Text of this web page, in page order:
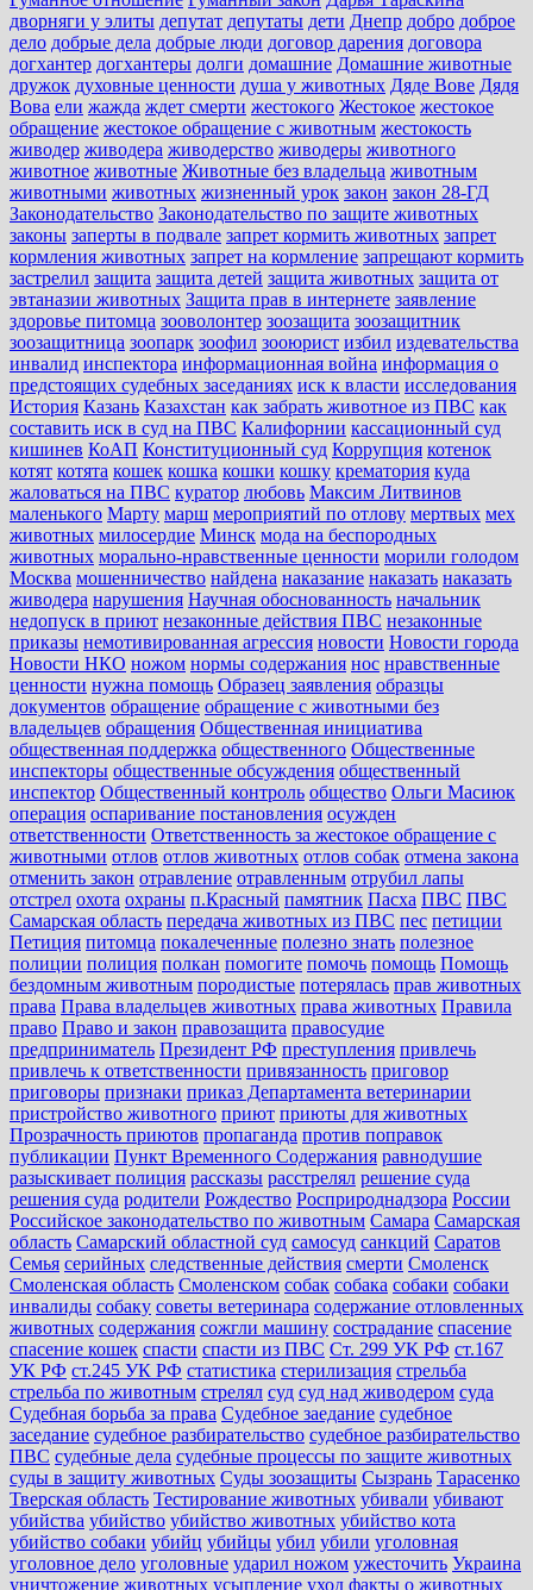
дворняги у элиты депутат депутаты дети Днепр добро доброе
дело добрые дела добрые люди договор дарения договора
догхантер догхантеры долги домашние Домашние животные
дружок духовные ценности душа у животных Дяде Вове Дядя
Вова ели жажда ждет смерти жестокого Жестокое жестокое
обращение жестокое обращение с животным жестокость
живодер живодера живодерство живодеры животного
животное животные Животные без владельца животным
животными животных жизненный урок закон закон 28-ГД
Законодательство Законодательство по защите животных
законы заперты в подвале запрет кормить животных запрет
кормления животных запрет на кормление запрещают кормить
застрелил защита защита детей защита животных защита от
эвтаназии животных Защита прав в интернете заявление
здоровье питомца зооволонтер зоозащита зоозащитник
зоозащитница зоопарк зоофил зооюрист избил издевательства
инвалид инспектора информационная война информация о
предстоящих судебных заседаниях иск к власти исследования
История Казань Казахстан как забрать животное из ПВС как
составить иск в суд на ПВС Калифорнии кассационный суд
кишинев КоАП Конституционный суд Коррупция котенок
котят котята кошек кошка кошки кошку крематория куда
жаловаться на ПВС куратор любовь Максим Литвинов
маленького Марту марш мероприятий по отлову мертвых мех
животных милосердие Минск мода на беспородных
животных морально-нравственные ценности морили голодом
Москва мошенничество найдена наказание наказать наказать
живодера нарушения Научная обоснованность начальник
недопуск в приют незаконные действия ПВС незаконные
приказы немотивированная агрессия новости Новости города
Новости НКО ножом нормы содержания нос нравственные
ценности нужна помощь Образец заявления образцы
документов обращение обращение с животными без
владельцев обращения Общественная инициатива
общественная поддержка общественного Общественные
инспекторы общественные обсуждения общественный
инспектор Общественный контроль общество Ольги Масиюк
операция оспаривание постановления осужден
ответственности Ответственность за жестокое обращение с
животными отлов отлов животных отлов собак отмена закона
отменить закон отравление отравленным отрубил лапы
отстрел охота охраны п.Красный памятник Пасха ПВС ПВС
Самарская область передача животных из ПВС пес петиции
Петиция питомца покалеченные полезно знать полезное
полиции полиция полкан помогите помочь помощь Помощь
бездомным животным породистые потерялась прав животных
права Права владельцев животных права животных Правила
право Право и закон правозащита правосудие
предприниматель Президент РФ преступления привлечь
привлечь к ответственности привязанность приговор
приговоры признаки приказ Департамента ветеринарии
пристройство животного приют приюты для животных
Прозрачность приютов пропаганда против поправок
публикации Пункт Временного Содержания равнодушие
разыскивает полиция рассказы расстрелял решение суда
решения суда родители Рождество Росприроднадзора России
Российское законодательство по животным Самара Самарская
область Самарский областной суд самосуд санкций Саратов
Семья серийных следственные действия смерти Смоленск
Смоленская область Смоленском собак собака собаки собаки
инвалиды собаку советы ветеринара содержание отловленных
животных содержания сожгли машину сострадание спасение
спасение кошек спасти спасти из ПВС Ст. 299 УК РФ ст.167
УК РФ ст.245 УК РФ статистика стерилизация стрельба
стрельба по животным стрелял суд суд над живодером суда
Судебная борьба за права Судебное заедание судебное
заседание судебное разбирательство судебное разбирательство
ПВС судебные дела судебные процессы по защите животных
суды в защиту животных Суды зоозащиты Сызрань Тарасенко
Тверская область Тестирование животных убивали убивают
убийства убийство убийство животных убийство кота
убийство собаки убийц убийцы убил убили уголовная
уголовное дело уголовные ударил ножом ужесточить Украина
уничтожение животных усыпление уход факты о животных